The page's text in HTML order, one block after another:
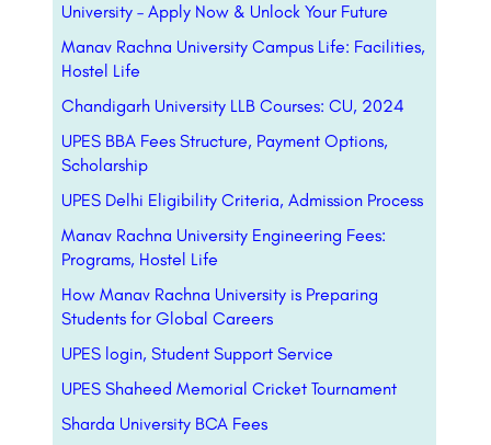
University – Apply Now & Unlock Your Future
Manav Rachna University Campus Life: Facilities,
Hostel Life
Chandigarh University LLB Courses: CU, 2024
UPES BBA Fees Structure, Payment Options,
Scholarship
UPES Delhi Eligibility Criteria, Admission Process
Manav Rachna University Engineering Fees:
Programs, Hostel Life
How Manav Rachna University is Preparing
Students for Global Careers
UPES login, Student Support Service
UPES Shaheed Memorial Cricket Tournament
Sharda University BCA Fees